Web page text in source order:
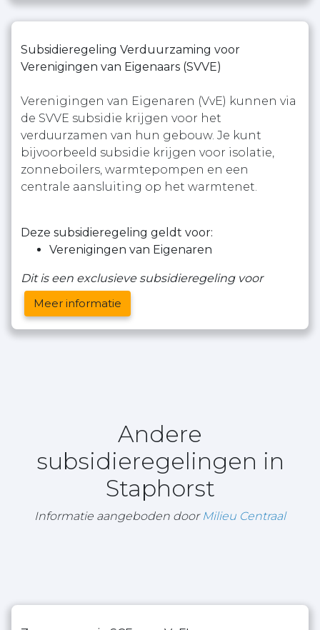
Subsidieregeling Verduurzaming voor
Verenigingen van Eigenaars (SVVE)
Verenigingen van Eigenaren (VvE) kunnen via
de SVVE subsidie krijgen voor het
verduurzamen van hun gebouw. Je kunt
bijvoorbeeld subsidie krijgen voor isolatie,
zonneboilers, warmtepompen en een
centrale aansluiting op het warmtenet.
Deze subsidieregeling geldt voor:
Verenigingen van Eigenaren
Dit is een exclusieve subsidieregeling voor
Meer informatie
Andere
subsidieregelingen in
Staphorst
Informatie aangeboden door Milieu Centraal